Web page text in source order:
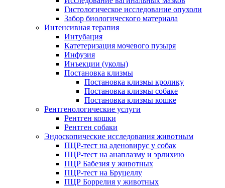
Гистологическое исследование опухоли
Забор биологического материала
Интенсивная терапия
Интубация
Катетеризация мочевого пузыря
Инфузия
Инъекции (уколы)
Постановка клизмы
Постановка клизмы кролику
Постановка клизмы собаке
Постановка клизмы кошке
Рентгенологические услуги
Рентген кошки
Рентген собаки
Эндоскопические исследования животным
ПЦР-тест на аденовирус у собак
ПЦР-тест на анаплазму и эрлихию
ПЦР Бабезия у животных
ПЦР-тест на Бруцеллу
ПЦР Боррелия у животных